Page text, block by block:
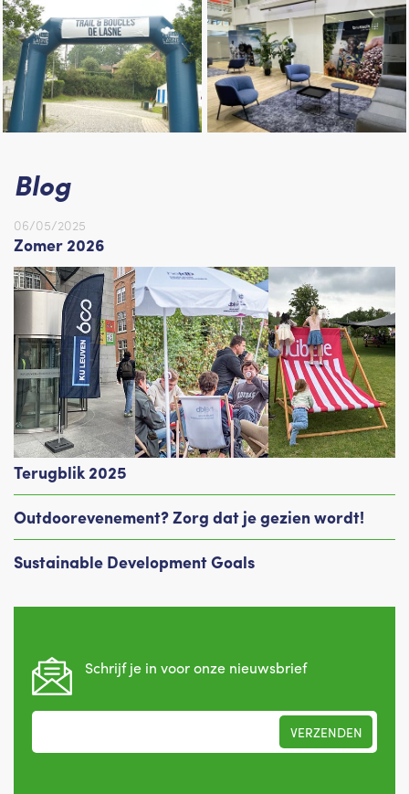
Blog
06/05/2025
Zomer 2026
Terugblik 2025
Outdoorevenement? Zorg dat je gezien wordt!
Sustainable Development Goals
Schrijf je in voor onze nieuwsbrief